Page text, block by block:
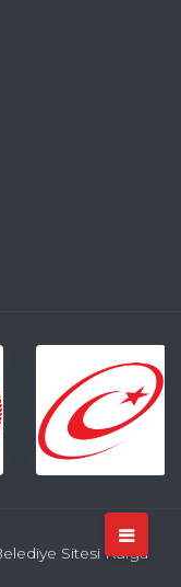
Sitesi Kulga